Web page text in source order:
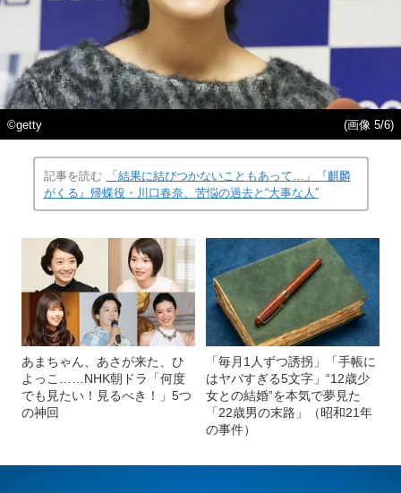
©getty (画像 5/6)
記事を読む
「結果に結びつかないこともあって…」『麒麟
がくる』帰蝶役・川口春奈、苦悩の過去と“大事な人”
あまちゃん、あさが来た、ひ
よっこ……NHK朝ドラ「何度
でも見たい！見るべき！」5つ
の神回
「毎月1人ずつ誘拐」「手帳に
はヤバすぎる5文字」“12歳少
女との結婚”を本気で夢見た
「22歳男の末路」（昭和21年
の事件）